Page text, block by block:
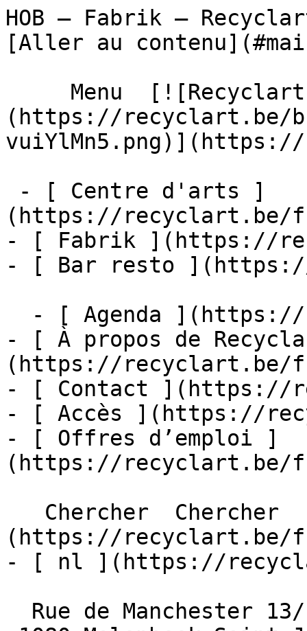
HOB – Fabrik –
[Aller au
(https://recyclart.be/
(https://recyclart.be/
- [ Fabrik ](https://
- [ Bar resto
- [ À propos de
(https://recyclart.be/
- [ Contact ](https://
- [ Accès ](https://
- [ Offres d’emploi ]
(https://recyclart.be/
(https://recyclart.be/
- [ nl ](https://